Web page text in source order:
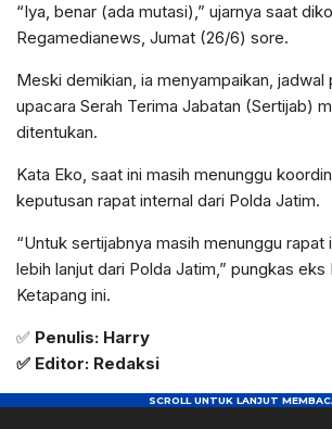
“Iya, benar (ada mutasi),” ujarnya saat
Regamedianews, Jumat (26/6) sore.
Meski demikian, ia menyampaikan, jadwal
upacara Serah Terima Jabatan (Sertijab)
ditentukan.
Kata Eko, saat ini masih menunggu
keputusan rapat internal dari Polda Jatim.
“Untuk sertijabnya masih menunggu rapat
lebih lanjut dari Polda Jatim,” pungkas
Ketapang ini.
✅ Penulis: Harry
✅ Editor: Redaksi